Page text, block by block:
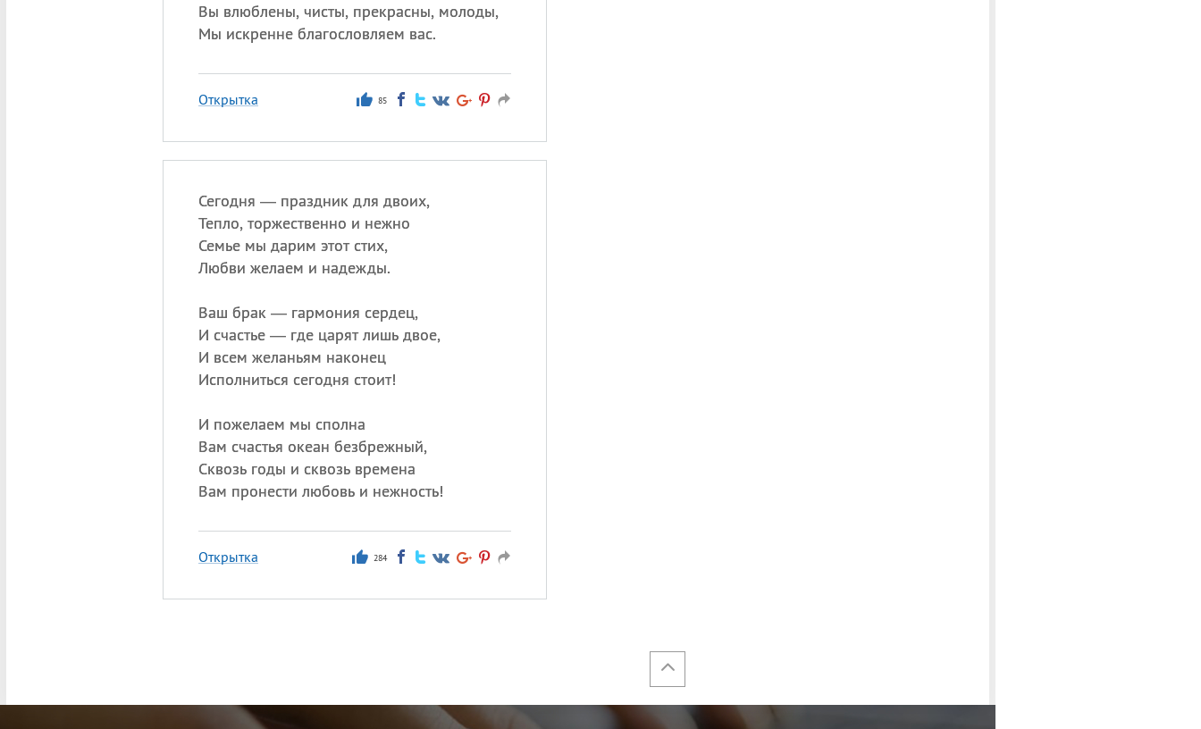
Вы влюблены, чисты, прекрасны, молоды,
Мы искренне благословляем вас.
Открытка 85
Сегодня — праздник для двоих,
Тепло, торжественно и нежно
Семье мы дарим этот стих,
Любви желаем и надежды.
Ваш брак — гармония сердец,
И счастье — где царят лишь двое,
И всем желаньям наконец
Исполниться сегодня стоит!
И пожелаем мы сполна
Вам счастья океан безбрежный,
Сквозь годы и сквозь времена
Вам пронести любовь и нежность!
Открытка 284